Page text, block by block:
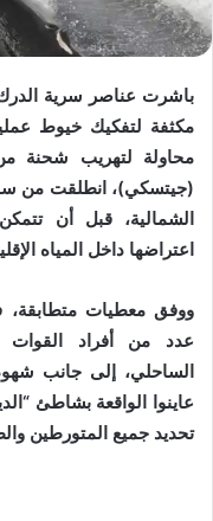
باشرت عناصر سرية
مكثفة لتفكيك خيوط
محاولة لتهريب شحنة
(جيتسكي)، انطلقت من
الشمالية، قبل أن
اعتراضها داخل المياه
ووفق معطيات
عدد من أفراد القوات
الساحلي، إلى جانب
عاينوا الواقعة بشاطئ
تحديد جميع المتورطين